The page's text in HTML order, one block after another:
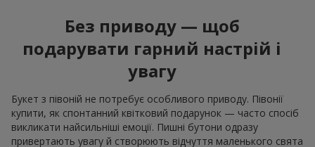
Без приводу — щоб
подарувати гарний настрій і
увагу
Букет з півоній не потребує особливого приводу. Півонії
купити, як спонтанний квітковий подарунок — часто спосіб
викликати найсильніші емоції. Пишні бутони одразу
привертають увагу й створюють відчуття маленького свята